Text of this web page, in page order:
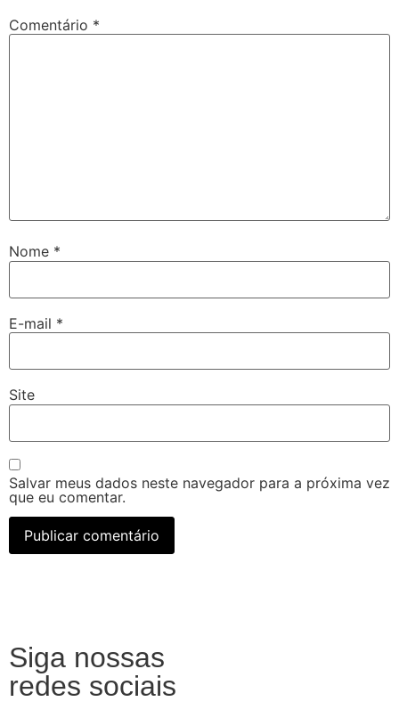
Comentário *
Nome *
E-mail *
Site
Salvar meus dados neste navegador para a próxima vez
que eu comentar.
Siga nossas
redes sociais